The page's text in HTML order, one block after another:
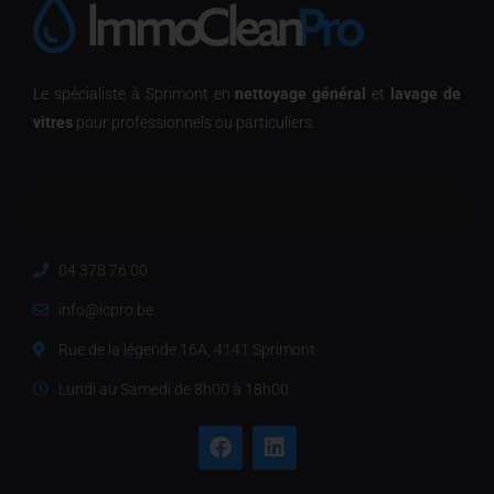
Le spécialiste à Sprimont en nettoyage général et
lavage de
vitres pour professionnels ou particuliers.
04 378 76 00
info@icpro.be
Rue de la légende 16A, 4141 Sprimont
Lundi au Samedi de 8h00 à 18h00